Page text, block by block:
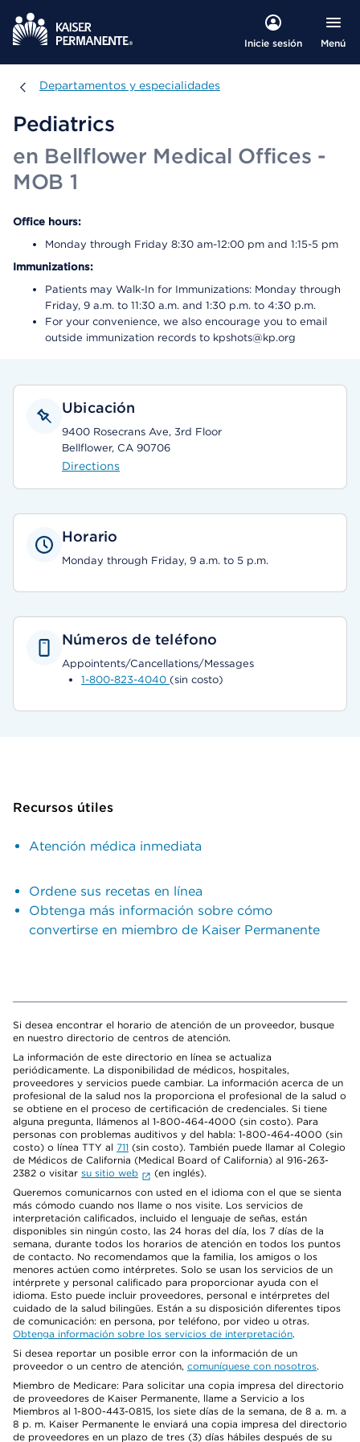
Inicie sesión Menú
Departamentos y especialidades
Departamentos y especialidades
Pediatrics
en Bellflower Medical Offices -
MOB 1
Office hours:
Monday through Friday 8:30 am-12:00 pm and 1:15-5 pm
Immunizations:
Patients may Walk-In for Immunizations: Monday through
Friday, 9 a.m. to 11:30 a.m. and 1:30 p.m. to 4:30 p.m.
For your convenience, we also encourage you to email
outside immunization records to kpshots@kp.org
Ubicación
9400 Rosecrans Ave, 3rd Floor
Bellflower, CA 90706
Directions
Horario
Monday through Friday, 9 a.m. to 5 p.m.
Números de teléfono
Appointents/Cancellations/Messages
1-800-823-4040 (sin costo)
Recursos útiles
Atención médica inmediata
Ordene sus recetas en línea
Obtenga más información sobre cómo
convertirse en miembro de Kaiser Permanente
Si desea encontrar el horario de atención de un proveedor, busque
en nuestro directorio de centros de atención.
La información de este directorio en línea se actualiza
periódicamente. La disponibilidad de médicos, hospitales,
proveedores y servicios puede cambiar. La información acerca de un
profesional de la salud nos la proporciona el profesional de la salud o
se obtiene en el proceso de certificación de credenciales. Si tiene
alguna pregunta, llámenos al 1-800-464-4000 (sin costo). Para
personas con problemas auditivos y del habla: 1-800-464-4000 (sin
costo) o línea TTY al 711 (sin costo). También puede llamar al Colegio
de Médicos de California (Medical Board of California) al 916-263-
2382 o visitar su sitio web
(en inglés).
Queremos comunicarnos con usted en el idioma con el que se sienta
más cómodo cuando nos llame o nos visite. Los servicios de
interpretación calificados, incluido el lenguaje de señas, están
disponibles sin ningún costo, las 24 horas del día, los 7 días de la
semana, durante todos los horarios de atención en todos los puntos
de contacto. No recomendamos que la familia, los amigos o los
menores actúen como intérpretes. Solo se usan los servicios de un
intérprete y personal calificado para proporcionar ayuda con el
idioma. Esto puede incluir proveedores, personal e intérpretes del
cuidado de la salud bilingües. Están a su disposición diferentes tipos
de comunicación: en persona, por teléfono, por video u otras.
Obtenga información sobre los servicios de interpretación.
Si desea reportar un posible error con la información de un
proveedor o un centro de atención, comuníquese con nosotros.
Miembro de Medicare: Para solicitar una copia impresa del directorio
de proveedores de Kaiser Permanente, llame a Servicio a los
Miembros al 1-800-443-0815, los siete días de la semana, de 8 a. m. a
8 p. m. Kaiser Permanente le enviará una copia impresa del directorio
de proveedores en un plazo de tres (3) días hábiles después de su